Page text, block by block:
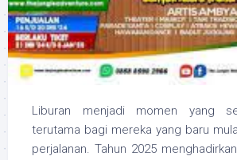
Liburan menjadi momen yang
terutama bagi mereka yang baru
perjalanan. Tahun 2025